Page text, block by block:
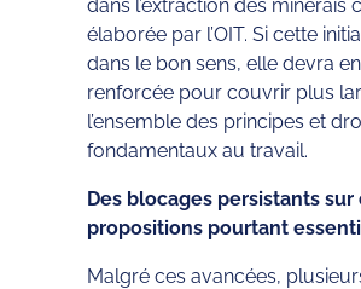
dans l’extraction des minerais
élaborée par l’OIT. Si cette
dans le bon sens, elle devra
renforcée pour couvrir plus
l’ensemble des principes et
fondamentaux au travail.
Des blocages persistants sur
propositions pourtant
Malgré ces avancées,